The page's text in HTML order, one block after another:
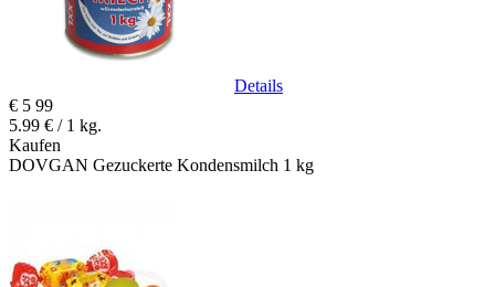
Details
€ 5 99
5.99 € / 1 kg.
Kaufen
DOVGAN Gezuckerte Kondensmilch 1 kg